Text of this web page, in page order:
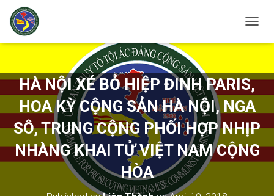
O
L
E
N
A
V
I
G
A
HÀ NỘI XÉ BỎ HIỆP ĐINH PARIS,
HOA KỲ CỘNG SẢN HÀ NỘI, NGA
SÔ, TRUNG CỘNG PHỐI HỢP NHỊP
NHÀNG KHAI TỬ VIỆT NAM CỘNG
HÒA